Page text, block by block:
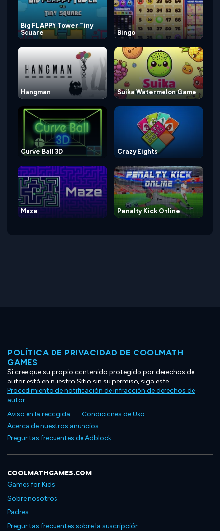
Big FLAPPY Tower Tiny
Square
Bingo
Hangman Suika Watermelon Game
Curve Ball 3D Crazy Eights
Maze Penalty Kick Online
POLÍTICA DE PRIVACIDAD DE COOLMATH
GAMES
Si cree que su propio contenido protegido por derechos de
autor está en nuestro Sitio sin su permiso, siga este
Procedimiento de notificación de infracción de derechos de
autor.
Aviso en la recogida
Condiciones de Uso
Acerca de nuestros anuncios
Preguntas frecuentes de Adblock
COOLMATHGAMES.COM
Games for Kids
Sobre nosotros
Padres
Preguntas frecuentes sobre la suscripción